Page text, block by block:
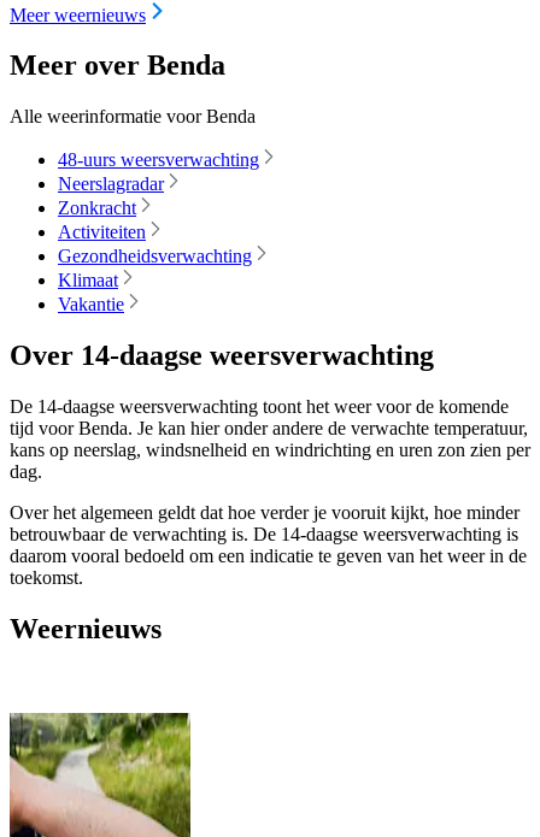
Meer weernieuws
Meer over Benda
Alle weerinformatie voor Benda
48-uurs weersverwachting
Neerslagradar
Zonkracht
Activiteiten
Gezondheidsverwachting
Klimaat
Vakantie
Over 14-daagse weersverwachting
De 14-daagse weersverwachting toont het weer voor de komende
tijd voor Benda. Je kan hier onder andere de verwachte temperatuur,
kans op neerslag, windsnelheid en windrichting en uren zon zien per
dag.
Over het algemeen geldt dat hoe verder je vooruit kijkt, hoe minder
betrouwbaar de verwachting is. De 14-daagse weersverwachting is
daarom vooral bedoeld om een indicatie te geven van het weer in de
toekomst.
Weernieuws